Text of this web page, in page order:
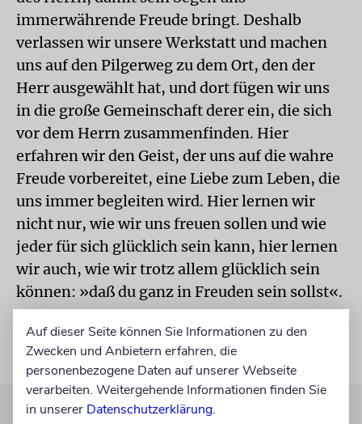
immerwährende Freude bringt. Deshalb
verlassen wir unsere Werkstatt und machen
uns auf den Pilgerweg zu dem Ort, den der
Herr ausgewählt hat, und dort fügen wir uns
in die große Gemeinschaft derer ein, die sich
vor dem Herrn zusammenfinden. Hier
erfahren wir den Geist, der uns auf die wahre
Freude vorbereitet, eine Liebe zum Leben, die
uns immer begleiten wird. Hier lernen wir
nicht nur, wie wir uns freuen sollen und wie
jeder für sich glücklich sein kann, hier lernen
wir auch, wie wir trotz allem glücklich sein
können: »daß du ganz in Freuden sein sollst«.
Auf dieser Seite können Sie Informationen zu den
Zwecken und Anbietern erfahren, die
personenbezogene Daten auf unserer Webseite
verarbeiten. Weitergehende Informationen finden Sie
in unserer Datenschutzerklärung.